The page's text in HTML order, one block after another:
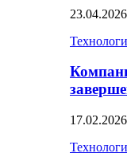
23.04.2026
17.02.2026